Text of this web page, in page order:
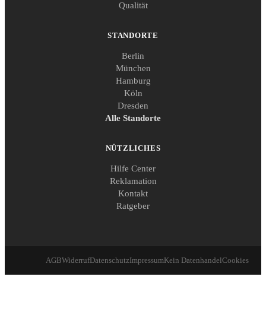
Qualität
STANDORTE
Berlin
München
Hamburg
Köln
Dresden
Alle Standorte
NÜTZLICHES
Hilfe Center
Reklamation
Kontakt
Ratgeber
AGBWiderrufDatenschutzImpressumKein DatenhandelCookies